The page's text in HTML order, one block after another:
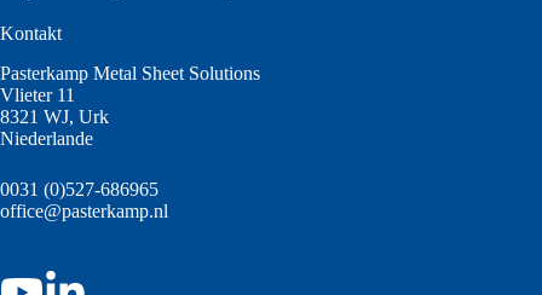
Kontakt
Pasterkamp Metal Sheet Solutions
Vlieter 11
8321 WJ, Urk
Niederlande
0031 (0)527-686965
office@pasterkamp.nl